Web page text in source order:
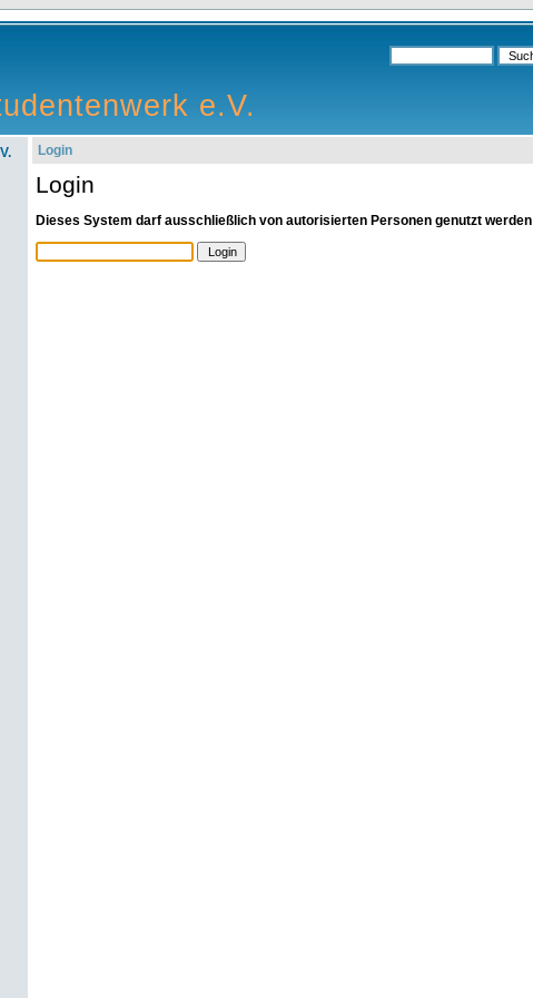
e.V.
Login
Login
Dieses System darf ausschließlich von autorisierten Personen genutzt werden